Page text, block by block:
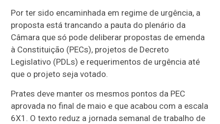
Por ter sido encaminhada em regime de urgência, a
proposta está trancando a pauta do plenário da
Câmara que só pode deliberar propostas de emenda
à Constituição (PECs), projetos de Decreto
Legislativo (PDLs) e requerimentos de urgência até
que o projeto seja votado.
Prates deve manter os mesmos pontos da PEC
aprovada no final de maio e que acabou com a escala
6X1. O texto reduz a jornada semanal de trabalho de